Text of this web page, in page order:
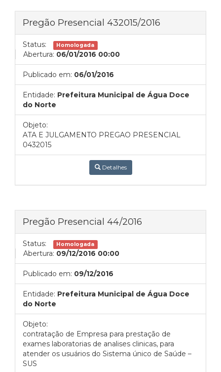
Pregão Presencial 432015/2016
Status: Homologada
Abertura: 06/01/2016 00:00
Publicado em: 06/01/2016
Entidade: Prefeitura Municipal de Água Doce
do Norte
Objeto:
ATA E JULGAMENTO PREGAO PRESENCIAL
0432015
Detalhes
Pregão Presencial 44/2016
Status: Homologada
Abertura: 09/12/2016 00:00
Publicado em: 09/12/2016
Entidade: Prefeitura Municipal de Água Doce
do Norte
Objeto:
contratação de Empresa para prestação de
exames laboratorias de analises clinicas, para
atender os usuários do Sistema único de Saúde –
SUS